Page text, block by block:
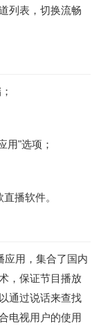
列表，切换流畅
用"选项；
播软件。
应用，集合了国内
，保证节目播放
通过说话来查找
电视用户的使用